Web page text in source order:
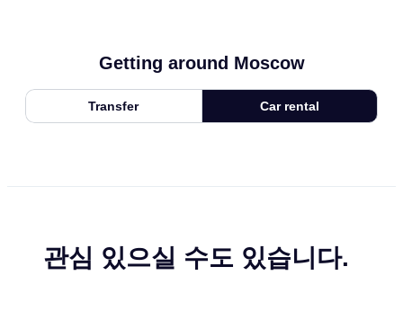
Getting around Moscow
Transfer Car rental
관심 있으실 수도 있습니다.